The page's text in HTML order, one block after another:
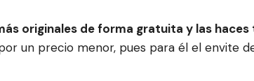
originales de forma gratuita y las haces
un precio menor, pues para él el envite